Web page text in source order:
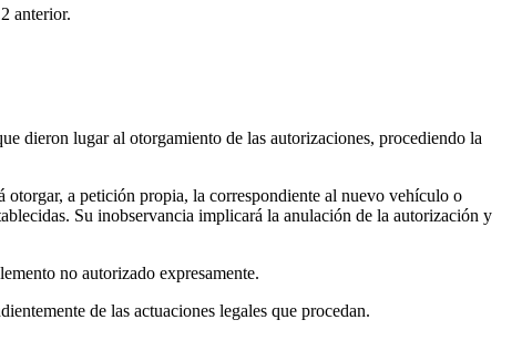
anterior.
dieron lugar al otorgamiento de las autorizaciones, procediendo la
otorgar, a petición propia, la correspondiente al nuevo vehículo o
Su inobservancia implicará la anulación de la autorización y
no autorizado expresamente.
de las actuaciones legales que procedan.